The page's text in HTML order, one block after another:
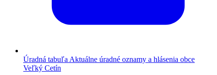
Úradná tabuľa Aktuálne úradné oznamy a hlásenia obce
Veľký Cetín